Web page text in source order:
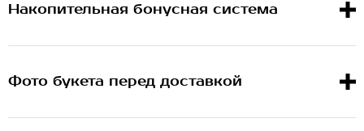
Накопительная бонусная система
Фото букета перед доставкой